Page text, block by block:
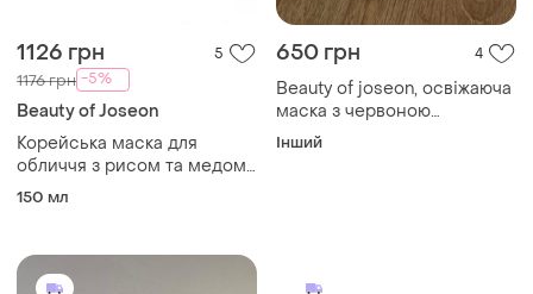
1126 грн 5
1176 грн -5%
Beauty of Joseon
Корейська маска для
обличчя з рисом та медом
beauty of joseon ground rice
150 мл
650 грн 4
Beauty of joseon, освіжаюча
маска з червоною
квасолею, 140 мл
Інший